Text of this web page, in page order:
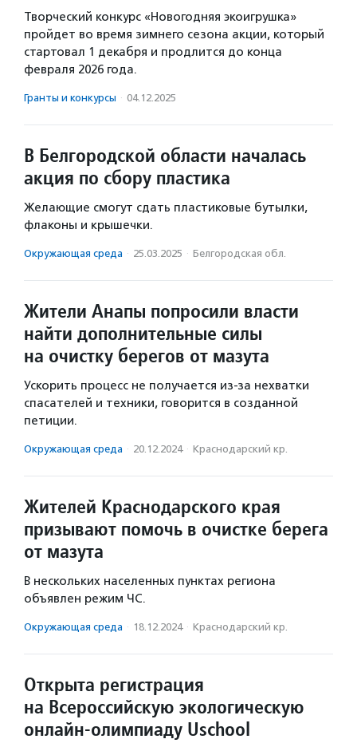
Творческий конкурс «Новогодняя экоигрушка»
пройдет во время зимнего сезона акции, который
стартовал 1 декабря и продлится до конца
февраля 2026 года.
Гранты и конкурсы · 04.12.2025
В Белгородской области началась
акция по сбору пластика
Желающие смогут сдать пластиковые бутылки,
флаконы и крышечки.
Окружающая среда · 25.03.2025 · Белгородская обл.
Жители Анапы попросили власти
найти дополнительные силы
на очистку берегов от мазута
Ускорить процесс не получается из-за нехватки
спасателей и техники, говорится в созданной
петиции.
Окружающая среда · 20.12.2024 · Краснодарский кр.
Жителей Краснодарского края
призывают помочь в очистке берега
от мазута
В нескольких населенных пунктах региона
объявлен режим ЧС.
Окружающая среда · 18.12.2024 · Краснодарский кр.
Открыта регистрация
на Всероссийскую экологическую
онлайн-олимпиаду Uschool